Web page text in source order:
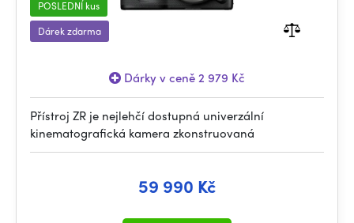
POSLEDNÍ kus
Dárek zdarma
Dárky v ceně 2 979 Kč
Přístroj ZR je nejlehčí dostupná univerzální
kinematografická kamera zkonstruovaná
59 990 Kč